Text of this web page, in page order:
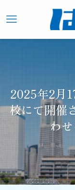
2025年2月
校にて開催
わ